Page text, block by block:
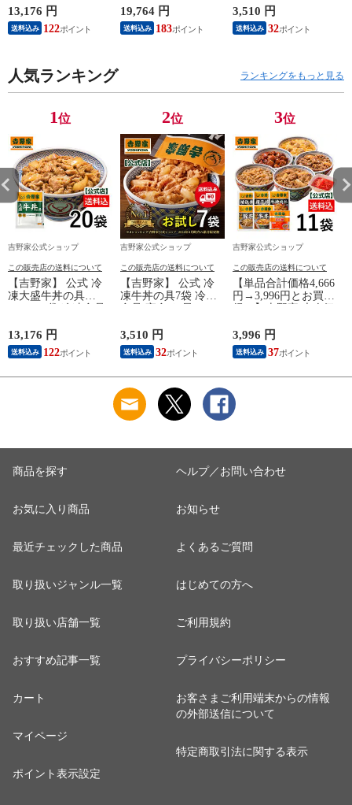
フト・仕送りにも！
送料込み
13,176 円
送料込み 122
フト・仕送りにも！
送料込み
19,764 円
送料込み 183
も！ 送料込み
3,510 円
送料込み 32
人気ランキング ランキングをもっと見る
1位
吉野家公式ショップ
この販売店の送料について
【吉野家】 公式 冷
凍大盛牛丼の具
160g×20袋 冷凍食品
フト・仕送りにも！
送料込み
13,176 円
送料込み 122
2位
吉野家公式ショップ
この販売店の送料について
【吉野家】 公式 冷
凍牛丼の具7袋 冷凍
食品 夜食 お昼ごは
も！ 送料込み
3,510 円
送料込み 32
3位
吉野家公式ショップ
この販売店の送料について
【単品合計価格4,666
円→3,996円とお買
得！】吉野家 大人気
2袋・豚丼2袋・牛焼
肉丼2袋 ・焼鶏丼2
袋・親子丼2袋・紅生
ギフト・仕送りに
も！
3,996 円
送料込み 37
商品を探す
お気に入り商品
最近チェックした商品
取り扱いジャンル一覧
取り扱い店舗一覧
おすすめ記事一覧
カート
マイページ
ポイント表示設定
ヘルプ／お問い合わせ
お知らせ
よくあるご質問
はじめての方へ
ご利用規約
プライバシーポリシー
お客さまご利用端末からの情報
の外部送信について
特定商取引法に関する表示